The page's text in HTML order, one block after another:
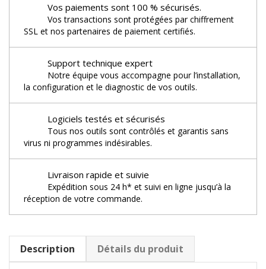
Vos paiements sont 100 % sécurisés.
Vos transactions sont protégées par chiffrement
SSL et nos partenaires de paiement certifiés.
Support technique expert
Notre équipe vous accompagne pour l’installation,
la configuration et le diagnostic de vos outils.
Logiciels testés et sécurisés
Tous nos outils sont contrôlés et garantis sans
virus ni programmes indésirables.
Livraison rapide et suivie
Expédition sous 24 h* et suivi en ligne jusqu’à la
réception de votre commande.
Description Détails du produit